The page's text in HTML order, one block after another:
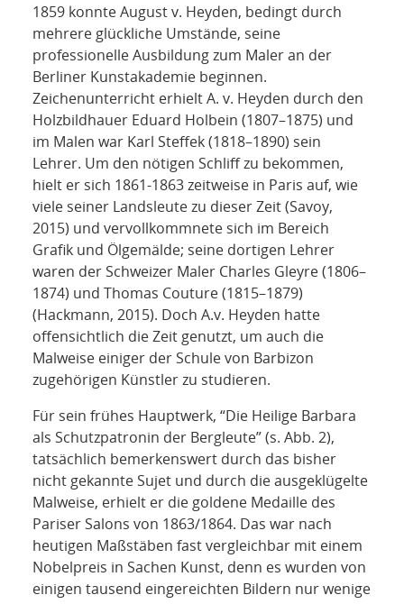
1859 konnte August v. Heyden, bedingt durch
mehrere glückliche Umstände, seine
professionelle Ausbildung zum Maler an der
Berliner Kunstakademie beginnen.
Zeichenunterricht erhielt A. v. Heyden durch den
Holzbildhauer Eduard Holbein (1807–1875) und
im Malen war Karl Steffek (1818–1890) sein
Lehrer. Um den nötigen Schliff zu bekommen,
hielt er sich 1861-1863 zeitweise in Paris auf, wie
viele seiner Landsleute zu dieser Zeit (Savoy,
2015) und vervollkommnete sich im Bereich
Grafik und Ölgemälde; seine dortigen Lehrer
waren der Schweizer Maler Charles Gleyre (1806–
1874) und Thomas Couture (1815–1879)
(Hackmann, 2015). Doch A.v. Heyden hatte
offensichtlich die Zeit genutzt, um auch die
Malweise einiger der Schule von Barbizon
zugehörigen Künstler zu studieren.
Für sein frühes Hauptwerk, “Die Heilige Barbara
als Schutzpatronin der Bergleute” (s. Abb. 2),
tatsächlich bemerkenswert durch das bisher
nicht gekannte Sujet und durch die ausgeklügelte
Malweise, erhielt er die goldene Medaille des
Pariser Salons von 1863/1864. Das war nach
heutigen Maßstäben fast vergleichbar mit einem
Nobelpreis in Sachen Kunst, denn es wurden von
einigen tausend eingereichten Bildern nur wenige